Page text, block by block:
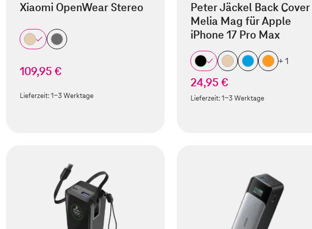
Xiaomi OpenWear Stereo
109,95 €
Lieferzeit:1-3 Werktage
Peter Jäckel Back Cover
Melia Mag für Apple
iPhone 17 Pro Max
+ 1
24,95 €
Lieferzeit:1-3 Werktage